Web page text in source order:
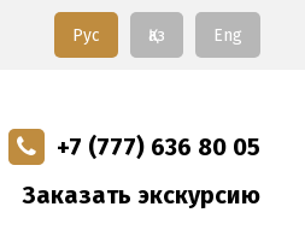
Eng
Қаз
Рус
+7 (777) 636 80 05
Заказать экскурсию